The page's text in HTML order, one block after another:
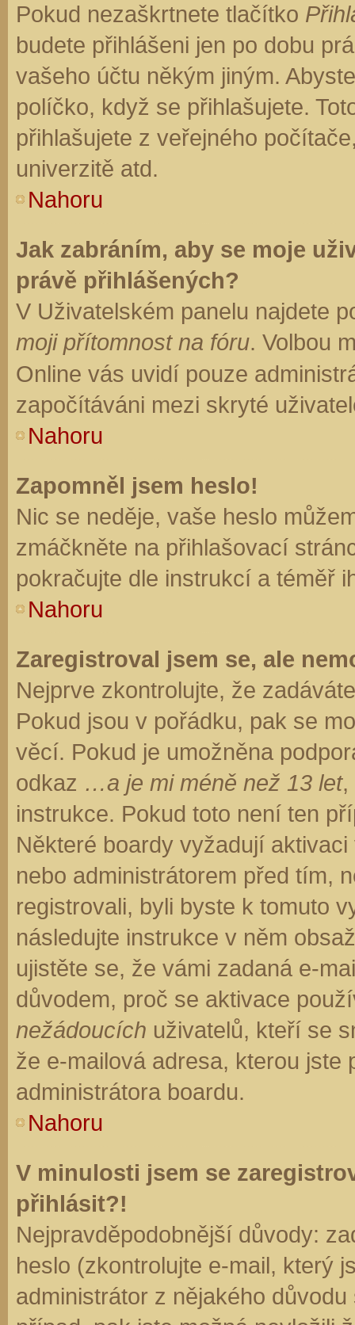
Pokud nezaškrtnete tlačítko
budete přihlášeni jen po dobu
vašeho účtu někým jiným.
políčko, když se přihlašujete.
přihlašujete z veřejného
univerzitě atd.
Nahoru
Jak zabráním, aby se moje
právě přihlášených?
V Uživatelském panelu najdete
moji přítomnost na fóru. Volbou
Online vás uvidí pouze
započítáváni mezi skryté
Nahoru
Zapomněl jsem heslo!
Nic se neděje, vaše heslo
zmáčkněte na přihlašovací
pokračujte dle instrukcí a téměř
Nahoru
Zaregistroval jsem se, ale
Nejprve zkontrolujte, že
Pokud jsou v pořádku, pak se
věcí. Pokud je umožněna
odkaz …a je mi méně než 13 let,
instrukce. Pokud toto není ten
Některé boardy vyžadují
nebo administrátorem před tím,
registrovali, byli byste k tomuto
následujte instrukce v něm
ujistěte se, že vámi zadaná e-
důvodem, proč se aktivace
nežádoucích uživatelů, kteří se
že e-mailová adresa, kterou jste
administrátora boardu.
Nahoru
V minulosti jsem se
přihlásit?!
Nejpravděpodobnější důvody:
heslo (zkontrolujte e-mail, který
administrátor z nějakého